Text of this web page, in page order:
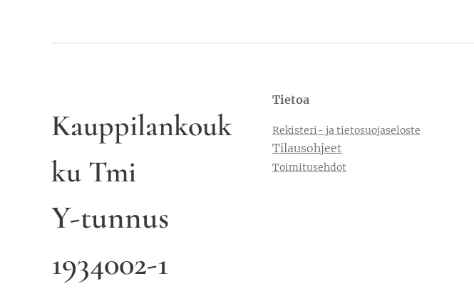
Kauppilankouk
ku Tmi
Y-tunnus
1934002-1
Tietoa
Rekisteri- ja tietosuojaseloste
Tilausohjeet
Toimitusehdot